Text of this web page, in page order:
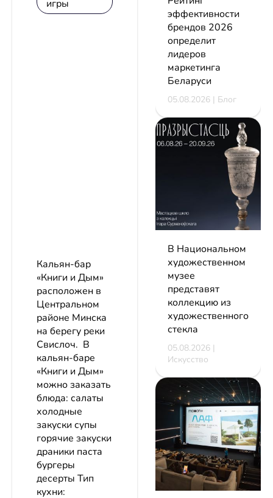
игры
Кальян-бар
«Книги и Дым»
расположен в
Центральном
районе Минска
на берегу реки
Свислоч. В
кальян-баре
«Книги и Дым»
можно заказать
блюда: салаты
холодные
закуски супы
горячие закуски
драники паста
бургеры
десерты Тип
кухни:
эффективности
брендов 2026
определит
лидеров
маркетинга
Беларуси
05.08.2026 | Блог
В Национальном
художественном
музее
представят
коллекцию из
художественного
стекла
05.08.2026 |
Искусство